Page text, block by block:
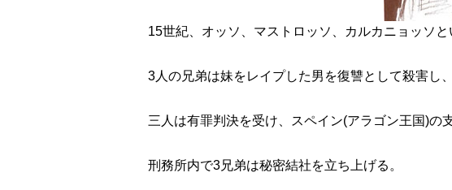
15世紀、オッソ、マストロッソ、カルカニョッソ
3人の兄弟は妹をレイプした男を復讐として殺害し
三人は有罪判決を受け、スペイン(アラゴン王国)の
刑務所内で3兄弟は秘密結社を立ち上げる。